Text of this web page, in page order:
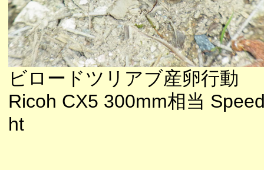
ビロードツリアブ産卵行動
Ricoh CX5 300mm相当
ht